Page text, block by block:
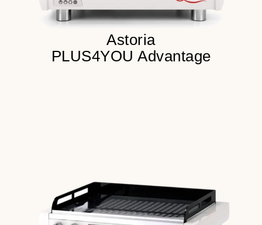
Astoria
PLUS4YOU Advantage
конструкция
Визуализация уровня воды на
внешней шкале